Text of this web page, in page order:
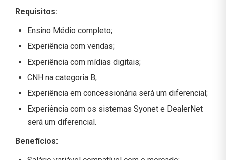
Requisitos:
Ensino Médio completo;
Experiência com vendas;
Experiência com mídias digitais;
CNH na categoria B;
Experiência em concessionária será um diferencial;
Experiência com os sistemas Syonet e DealerNet
será um diferencial.
Benefícios: